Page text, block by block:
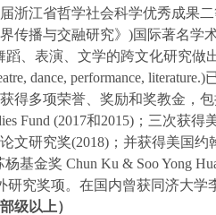
浙江省哲学社会科学优秀成果二
传播与交融研究》)国际著名学
、表演、文学的跨文化研究做
dance, performance, literature.)
得多项荣誉、奖励和奖教金，
Fund (2017和2015)；三次获得
文研究奖(2018)；并获得美国约
基金奖 Chun Ku & Soo Yong
研究奖项。在国内曾获同济大学
级以上）